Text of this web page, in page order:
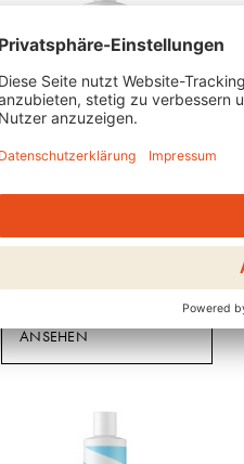
CURL CLEANSER
ANSEHEN